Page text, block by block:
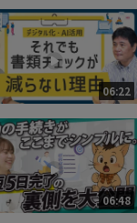
06:22
06:48